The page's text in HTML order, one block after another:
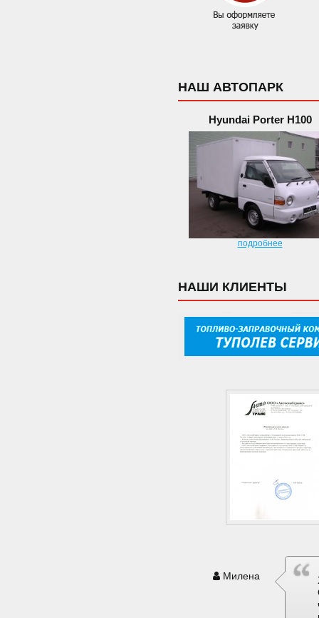
НАШ АВТОПАРК
Hyundai Porter H100
подробнее
НАШИ КЛИЕНТЫ
Милена